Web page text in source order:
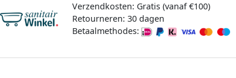
Verzendkosten: Gratis (vanaf €100)
Retourneren: 30 dagen
Betaalmethodes: